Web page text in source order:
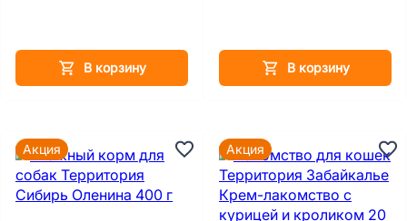
В корзину В корзину
Акция Акция